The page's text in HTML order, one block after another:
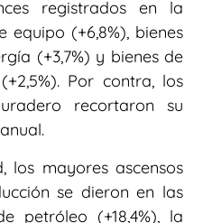
registrados en la
equipo (+6,8%), bienes
(+3,7%) y bienes de
Por contra, los
recortaron su
los mayores ascensos
se dieron en las
petróleo (+18,4%), la